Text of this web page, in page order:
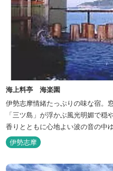
海上料亭 海楽園
伊勢志摩情緒たっぷりの味な宿。
「三ツ島」が浮かぶ風光明媚で
香りとともに心地よい波の音の中
浴衣姿でのんびり太公望！ 部屋か
館ならではの名物。（貸しざお／
は貸切もできます。また、季節に
伊勢志摩